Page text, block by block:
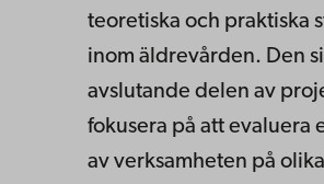
teoretiska och praktiska
inom äldrevården. Den
avslutande delen av
fokusera på att evaluera
av verksamheten på